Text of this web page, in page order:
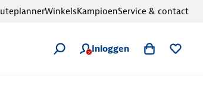
Inloggen
WinkelsKampioenService & contact